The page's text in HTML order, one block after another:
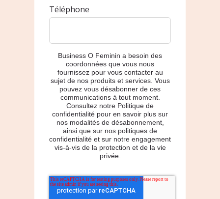
Téléphone
Business O Feminin a besoin des
coordonnées que vous nous
fournissez pour vous contacter au
sujet de nos produits et services. Vous
pouvez vous désabonner de ces
communications à tout moment.
Consultez notre Politique de
confidentialité pour en savoir plus sur
nos modalités de désabonnement,
ainsi que sur nos politiques de
confidentialité et sur notre engagement
vis-à-vis de la protection et de la vie
privée.